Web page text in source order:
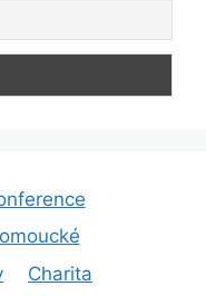
Charita